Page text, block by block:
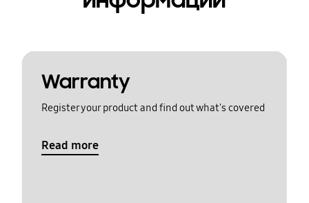
Warranty
Register your product and find out what's covered
Read more